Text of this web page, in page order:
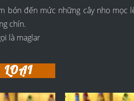
bón đến mức những cây nho mọc
chín.
là maglar
LOẠI